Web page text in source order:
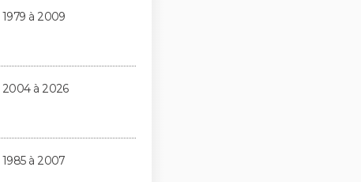
1979 à 2009
2004 à 2026
1985 à 2007